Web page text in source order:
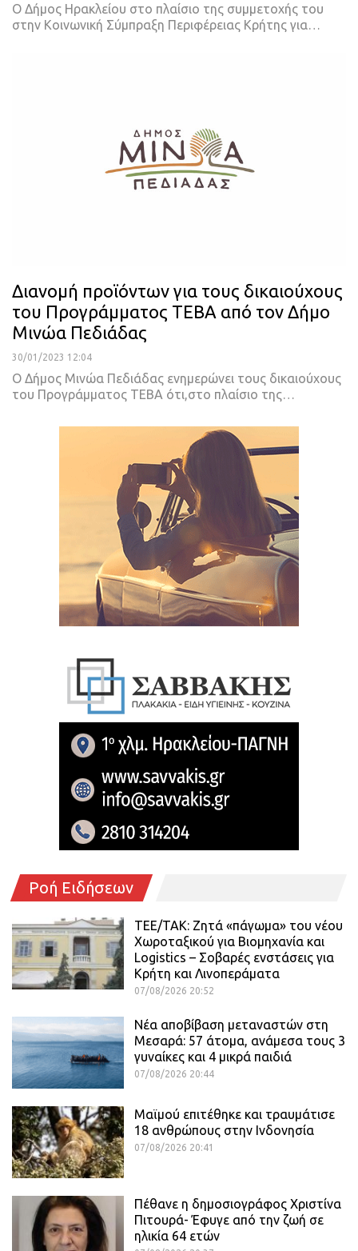
Ο Δήμος Ηρακλείου στο πλαίσιο της συμμετοχής του
στην Κοινωνική Σύμπραξη Περιφέρειας Κρήτης για…
Διανομή προϊόντων για τους δικαιούχους
του Προγράμματος ΤΕΒΑ από τον Δήμο
Μινώα Πεδιάδας
30/01/2023 12:04
Ο Δήμος Μινώα Πεδιάδας ενημερώνει τους δικαιούχους
του Προγράμματος ΤΕΒΑ ότι,στο πλαίσιο της…
Ροή Ειδήσεων
ΤΕΕ/ΤΑΚ: Ζητά «πάγωμα» του νέου
Χωροταξικού για Βιομηχανία και
Logistics – Σοβαρές ενστάσεις για
Κρήτη και Λινοπεράματα
07/08/2026 20:52
Νέα αποβίβαση μεταναστών στη
Μεσαρά: 57 άτομα, ανάμεσα τους 3
γυναίκες και 4 μικρά παιδιά
07/08/2026 20:44
Μαϊμού επιτέθηκε και τραυμάτισε
18 ανθρώπους στην Ινδονησία
07/08/2026 20:41
Πέθανε η δημοσιογράφος Χριστίνα
Πιτουρά- Έφυγε από την ζωή σε
ηλικία 64 ετών